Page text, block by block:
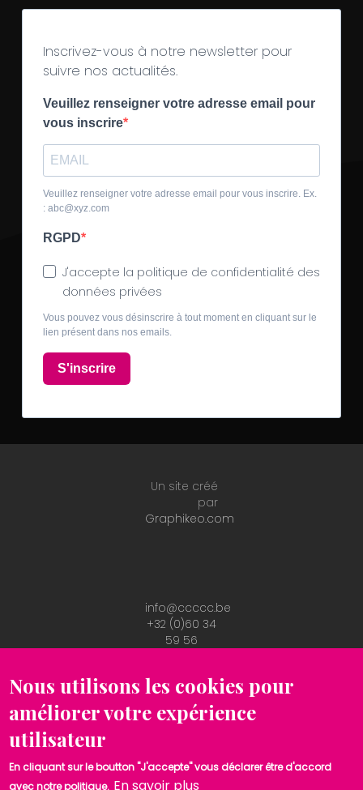
Inscrivez-vous à notre newsletter pour
suivre nos actualités.
Veuillez renseigner votre adresse email pour
vous inscrire
Veuillez renseigner votre adresse email pour vous inscrire. Ex.
: abc@xyz.com
RGPD
J'accepte la politique de confidentialité des
données privées
Vous pouvez vous désinscrire à tout moment en cliquant sur le
lien présent dans nos emails.
S'inscrire
info@ccccc.be
+32 (0)60 34
59 56
Un site créé
par
Graphikeo.com
Nous utilisons les cookies pour
améliorer votre expérience
utilisateur
En cliquant sur le boutton "J'accepte" vous déclarer être d'accord
avec notre politique. En savoir plus